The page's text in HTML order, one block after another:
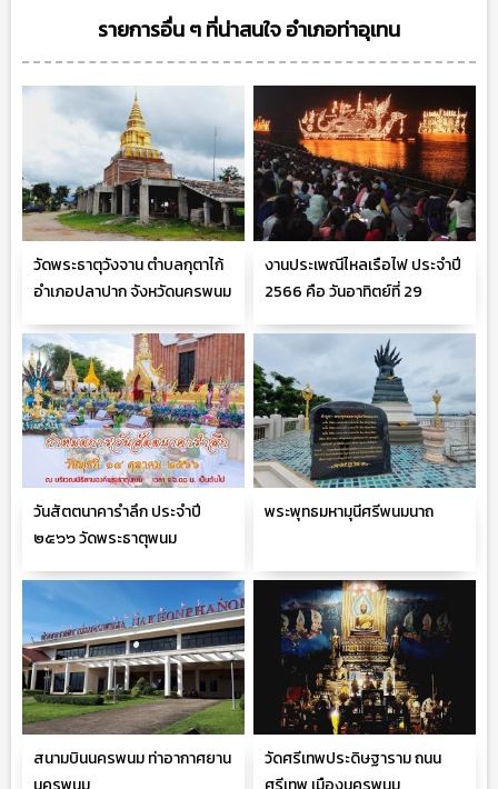
รายการอื่น ๆ ที่น่าสนใจ อำเภอท่าอุเทน
วัดพระธาตุวังจาน ตำบลกุตาไก้
อำเภอปลาปาก จังหวัดนครพนม
งานประเพณีไหลเรือไฟ ประจำปี
2566 คือ วันอาทิตย์ที่ 29
วันสัตตนาคารำลึก ประจำปี
๒๕๖๖ วัดพระธาตุพนม
พระพุทธมหามุนีศรีพนมนาถ
สนามบินนครพนม ท่าอากาศยาน
วัดศรีเทพประดิษฐาราม ถนน